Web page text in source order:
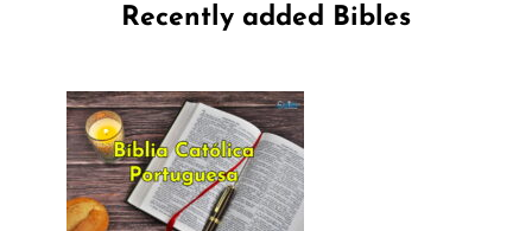
Recently added Bibles